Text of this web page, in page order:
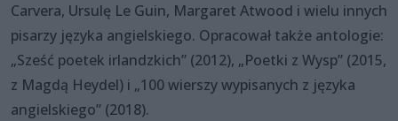
Carvera, Ursulę Le Guin, Margaret Atwood i wielu innych
pisarzy języka angielskiego. Opracował także antologie:
„Sześć poetek irlandzkich” (2012), „Poetki z Wysp” (2015,
z Magdą Heydel) i „100 wierszy wypisanych z języka
angielskiego” (2018).